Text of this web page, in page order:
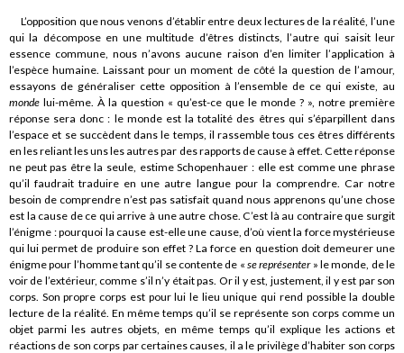
L’opposition que nous venons d’établir entre deux lectures de la réalité, l’une
qui la décompose en une multitude d’êtres distincts, l’autre qui saisit leur
essence commune, nous n’avons aucune raison d’en limiter l’application à
l’espèce humaine. Laissant pour un moment de côté la question de l’amour,
essayons de généraliser cette opposition à l’ensemble de ce qui existe, au
monde lui-même. À la question « qu’est-ce que le monde ? », notre première
réponse sera donc : le monde est la totalité des êtres qui s’éparpillent dans
l’espace et se succèdent dans le temps, il rassemble tous ces êtres différents
en les reliant les uns les autres par des rapports de cause à effet. Cette réponse
ne peut pas être la seule, estime Schopenhauer : elle est comme une phrase
qu’il faudrait traduire en une autre langue pour la comprendre. Car notre
besoin de comprendre n’est pas satisfait quand nous apprenons qu’une chose
est la cause de ce qui arrive à une autre chose. C’est là au contraire que surgit
l’énigme : pourquoi la cause est-elle une cause, d’où vient la force mystérieuse
qui lui permet de produire son effet ? La force en question doit demeurer une
énigme pour l’homme tant qu’il se contente de « se représenter» le monde, de le
voir de l’extérieur, comme s’il n’y était pas. Or il y est, justement, il y est par son
corps. Son propre corps est pour lui le lieu unique qui rend possible la double
lecture de la réalité. En même temps qu’il se représente son corps comme un
objet parmi les autres objets, en même temps qu’il explique les actions et
réactions de son corps par certaines causes, il a le privilège d’habiter son corps